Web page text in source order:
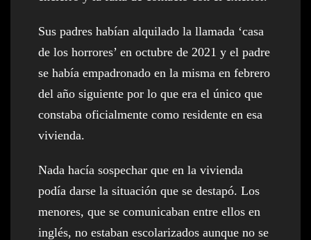
Sus padres habían alquilado la llamada ‘casa
de los horrores’ en octubre de 2021 y el padre
se había empadronado en la misma en febrero
del año siguiente por lo que era el único que
constaba oficialmente como residente en esa
vivienda.
Nada hacía sospechar que en la vivienda
podía darse la situación que se destapó. Los
menores, que se comunicaban entre ellos en
inglés, no estaban escolarizados aunque no se